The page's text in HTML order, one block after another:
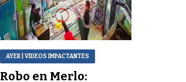
AYER | VIDEOS IMPACTANTES
Robo en Merlo: